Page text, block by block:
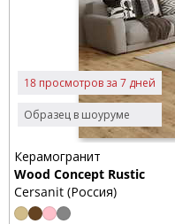
Образец в шоуруме
18 просмотров за 7 дней
Керамогранит
Wood Concept Rustic
Cersanit (Россия)